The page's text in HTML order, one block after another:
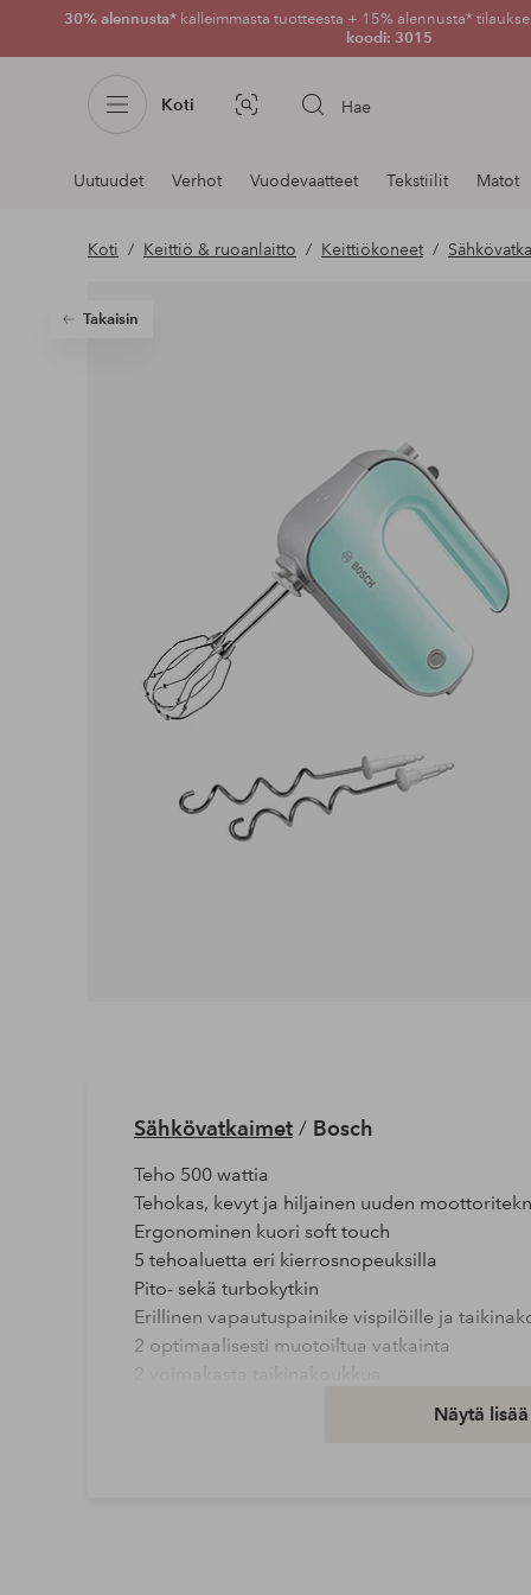
30% alennusta* kalleimmasta tuotteesta + 15% alennusta*
koodi: 3015
Koti Kuvahaku Hae
Navigointi
osastoilla
Uutuudet Verhot Vuodevaatteet Tekstiilit Matot
Koti Keittiö & ruoanlaitto Keittiökoneet
Takaisin
Sähkövatkaimet/ Bosch
Teho 500 wattia
Tehokas, kevyt ja hiljainen uuden
Ergonominen kuori soft touch
5 tehoaluetta eri kierrosnopeuksilla
Pito- sekä turbokytkin
Erillinen vapautuspainike vispilöille ja
2 optimaalisesti muotoiltua vatkainta
2 voimakasta taikinakoukkua
Kiinnitysmahdollisuus sauvasekoitinosalle
Näytä lisää